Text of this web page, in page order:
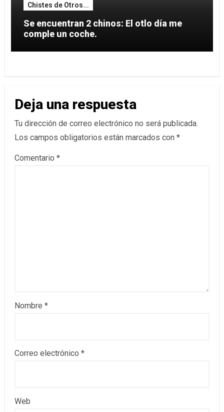
Chistes de Otros...
Se encuentran 2 chinos: El otlo día me
comple un coche.
Deja una respuesta
Tu dirección de correo electrónico no será publicada.
Los campos obligatorios están marcados con *
Comentario *
Nombre *
Correo electrónico *
Web